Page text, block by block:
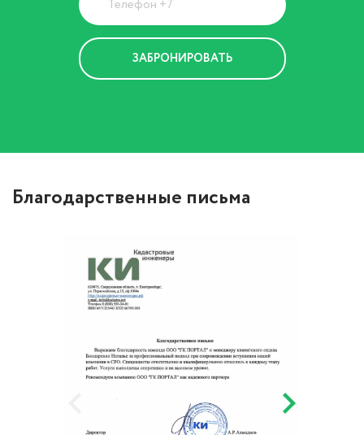
Благодарственные письма